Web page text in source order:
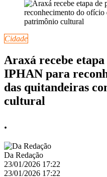
Cidade
Araxá recebe etapa
IPHAN para
das quitandeiras
cultural
.
Da Redação
23/01/2026 17:22
23/01/2026 17:22